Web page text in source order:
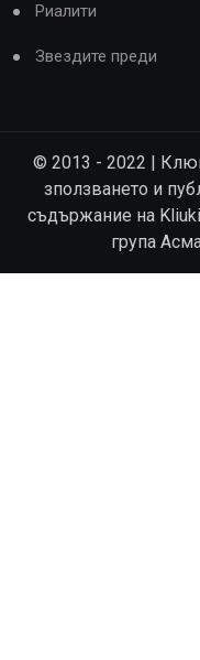
Риалити
Звездите преди
© 2013 - 2022 |
зползването и
съдържание на
група